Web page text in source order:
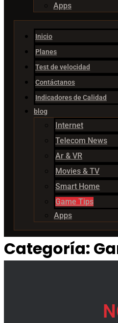
Apps
Inicio
Planes
Test de velocidad
Contáctanos
Indicadores de Calidad
blog
Internet
Telecom News
Ar & VR
Movies & TV
Smart Home
Game Tips
Apps
Categoría: